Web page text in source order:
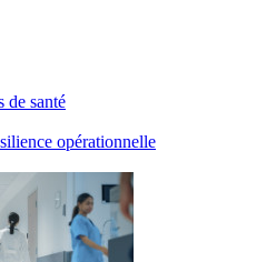
de santé
opérationnelle